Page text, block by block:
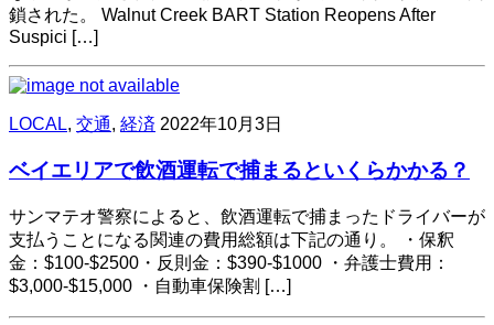
鎖された。 Walnut Creek BART Station Reopens After
Suspici […]
LOCAL, 交通, 経済 2022年10月3日
ベイエリアで飲酒運転で捕まるといくらかかる？
サンマテオ警察によると、飲酒運転で捕まったドライバーが
支払うことになる関連の費用総額は下記の通り。 ・保釈
金：$100-$2500・反則金：$390-$1000 ・弁護士費用：
$3,000-$15,000 ・自動車保険割 […]